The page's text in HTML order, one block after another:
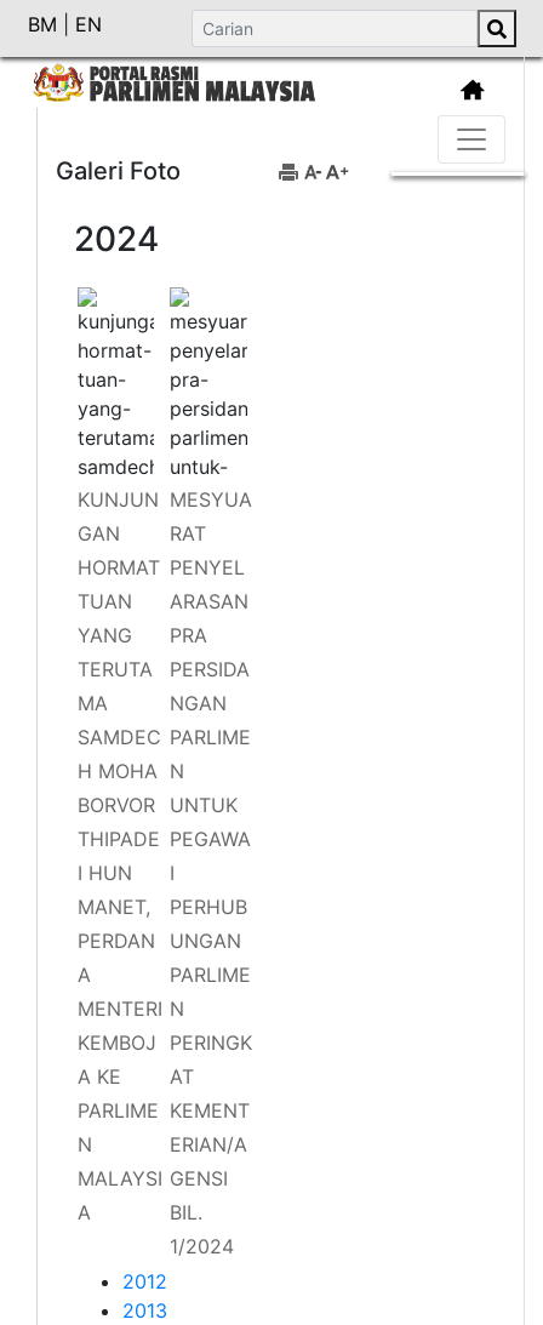
BM EN
Galeri Foto
2024
KUNJUN
GAN
HORMAT
TUAN
YANG
TERUTA
MA
SAMDEC
H MOHA
BORVOR
THIPADE
I HUN
MANET,
PERDAN
A
MENTERI
KEMBOJ
A KE
PARLIME
N
MALAYSI
A
MESYUA
RAT
PENYEL
ARASAN
PRA
PERSIDA
NGAN
PARLIME
N
UNTUK
PEGAWA
I
PERHUB
UNGAN
PARLIME
N
PERINGK
AT
KEMENT
ERIAN/A
GENSI
BIL.
1/2024
2012
2013